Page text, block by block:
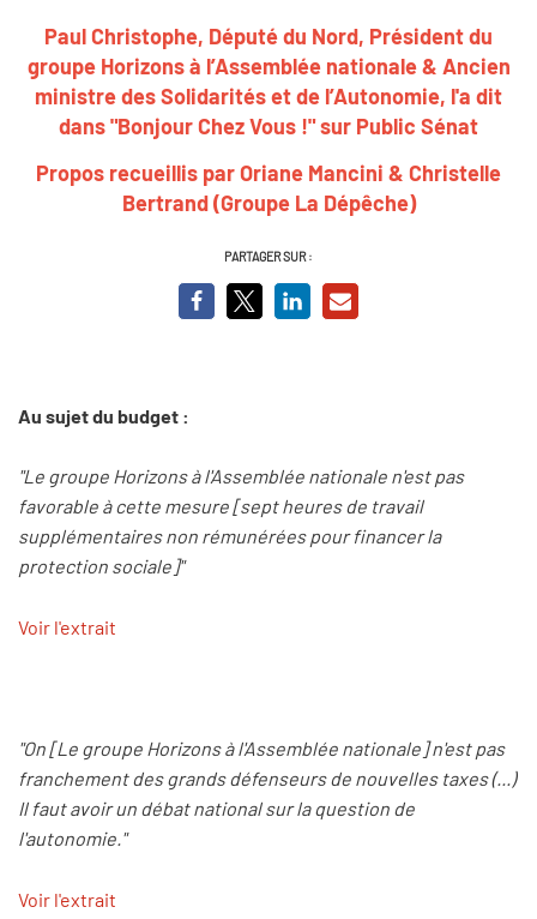
Paul Christophe, Député du Nord, Président du
groupe Horizons à l’Assemblée nationale & Ancien
ministre des Solidarités et de l’Autonomie, l'a dit
dans "Bonjour Chez Vous !" sur Public Sénat
Propos recueillis par Oriane Mancini & Christelle
Bertrand (Groupe La Dépêche)
PARTAGER SUR :
Au sujet du budget :
"Le groupe Horizons à l'Assemblée nationale n'est pas
favorable à cette mesure [sept heures de travail
supplémentaires non rémunérées pour financer la
protection sociale]"
Voir l'extrait
"On [Le groupe Horizons à l'Assemblée nationale] n'est pas
franchement des grands défenseurs de nouvelles taxes (...)
Il faut avoir un débat national sur la question de
l'autonomie."
Voir l'extrait